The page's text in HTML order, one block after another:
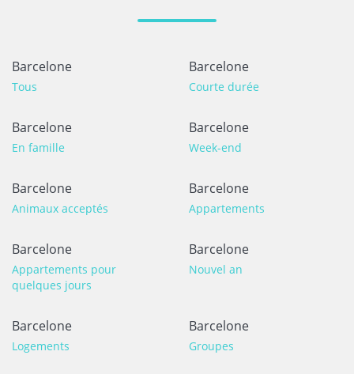
Barcelone
Tous
Barcelone
Courte durée
Barcelone
En famille
Barcelone
Week-end
Barcelone
Animaux acceptés
Barcelone
Appartements
Barcelone
Appartements pour
quelques jours
Barcelone
Nouvel an
Barcelone
Logements
Barcelone
Groupes